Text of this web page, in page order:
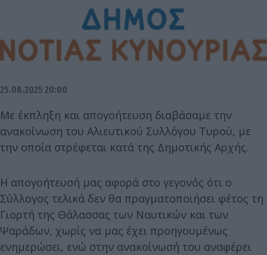
25.08.2025 20:00
Με έκπληξη και απογοήτευση διαβάσαμε την
ανακοίνωση του Αλιευτικού Συλλόγου Τυρού, με
την οποία στρέφεται κατά της Δημοτικής Αρχής.
Η απογοήτευσή μας αφορά στο γεγονός ότι ο
Σύλλογος τελικά δεν θα πραγματοποιήσει φέτος τη
Γιορτή της Θάλασσας των Ναυτικών και των
Ψαράδων, χωρίς να μας έχει προηγουμένως
ενημερώσει, ενώ στην ανακοίνωσή του αναφέρει